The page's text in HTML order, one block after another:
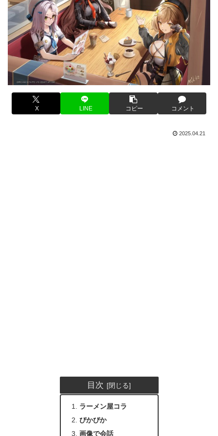
X LINE コピー コメント
2025.04.21
目次
ラーメン屋コラ
ぴかぴか
画像で会話